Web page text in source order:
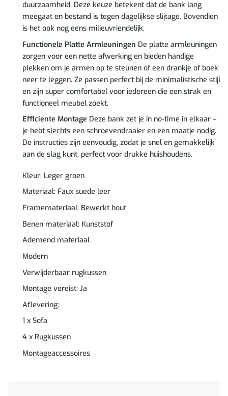
duurzaamheid. Deze keuze betekent dat de bank lang
meegaat en bestand is tegen dagelijkse slijtage. Bovendien
is het ook nog eens milieuvriendelijk.
Functionele Platte Armleuningen De platte armleuningen
zorgen voor een nette afwerking en bieden handige
plekken om je armen op te steunen of een drankje of boek
neer te leggen. Ze passen perfect bij de minimalistische stijl
en zijn super comfortabel voor iedereen die een strak en
functioneel meubel zoekt.
Efficiente Montage Deze bank zet je in no-time in elkaar –
je hebt slechts een schroevendraaier en een maatje nodig.
De instructies zijn eenvoudig, zodat je snel en gemakkelijk
aan de slag kunt, perfect voor drukke huishoudens.
Kleur: Leger groen
Materiaal: Faux suede leer
Framemateriaal: Bewerkt hout
Benen materiaal: Kunststof
Ademend materiaal
Modern
Verwijderbaar rugkussen
Montage vereist: Ja
Aflevering:
1 x Sofa
4 x Rugkussen
Montageaccessoires